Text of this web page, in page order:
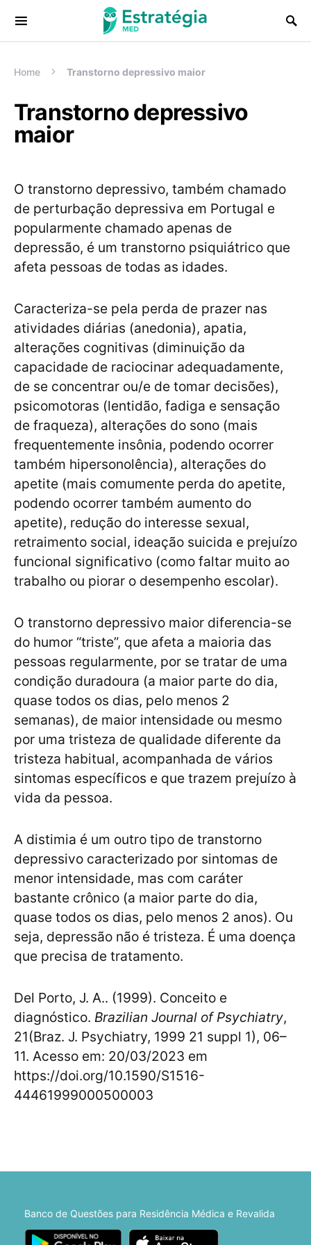
Procurar:
Home Transtorno depressivo maior
Transtorno depressivo
maior
O transtorno depressivo, também chamado
de perturbação depressiva em Portugal e
popularmente chamado apenas de
depressão, é um transtorno psiquiátrico que
afeta pessoas de todas as idades.
Caracteriza-se pela perda de prazer nas
atividades diárias (anedonia), apatia,
alterações cognitivas (diminuição da
capacidade de raciocinar adequadamente,
de se concentrar ou/e de tomar decisões),
psicomotoras (lentidão, fadiga e sensação
de fraqueza), alterações do sono (mais
frequentemente insônia, podendo ocorrer
também hipersonolência), alterações do
apetite (mais comumente perda do apetite,
podendo ocorrer também aumento do
apetite), redução do interesse sexual,
retraimento social, ideação suicida e prejuízo
funcional significativo (como faltar muito ao
trabalho ou piorar o desempenho escolar).
O transtorno depressivo maior diferencia-se
do humor “triste”, que afeta a maioria das
pessoas regularmente, por se tratar de uma
condição duradoura (a maior parte do dia,
quase todos os dias, pelo menos 2
semanas), de maior intensidade ou mesmo
por uma tristeza de qualidade diferente da
tristeza habitual, acompanhada de vários
sintomas específicos e que trazem prejuízo à
vida da pessoa.
A distimia é um outro tipo de transtorno
depressivo caracterizado por sintomas de
menor intensidade, mas com caráter
bastante crônico (a maior parte do dia,
quase todos os dias, pelo menos 2 anos). Ou
seja, depressão não é tristeza. É uma doença
que precisa de tratamento.
Del Porto, J. A.. (1999). Conceito e
diagnóstico. Brazilian Journal of Psychiatry,
21(Braz. J. Psychiatry, 1999 21 suppl 1), 06–
11. Acesso em: 20/03/2023 em
https://doi.org/10.1590/S1516-
44461999000500003
Banco de Questões para Residência Médica e Revalida